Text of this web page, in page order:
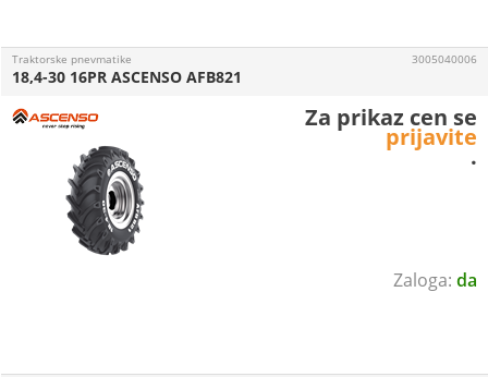
da
Traktorske pnevmatike
18,4-30 16PR ASCENSO AFB821
3005040006
Za prikaz cen se
prijavite
.